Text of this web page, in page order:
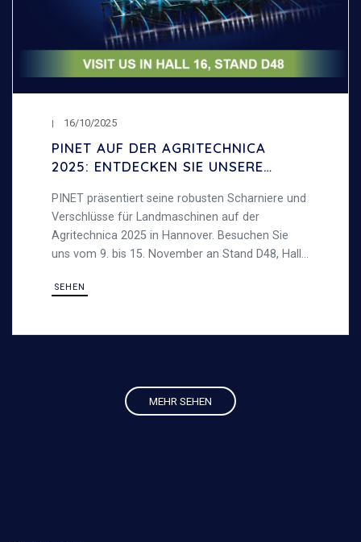
16/10/2025
PINET AUF DER AGRITECHNICA
2025: ENTDECKEN SIE UNSERE
FÜR LANDMASCHINEN
PINET präsentiert seine robusten Scharniere und
Verschlüsse für Landmaschinen auf der
Agritechnica 2025 in Hannover. Besuchen Sie
uns vom 9. bis 15. November an Stand D48, Halle
Stahllösungen, die für anspruchsvolle
SEHEN
MEHR SEHEN